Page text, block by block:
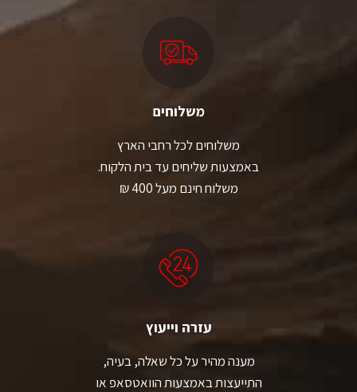
משלוחים
משלוחים לכל רחבי הארץ
באמצעות שליחים עד בית הלקוח.
משלוח חינם מעל 400 ₪
עזרה וייעוץ
מענה מהיר על כל שאלה, בעיה,
התייעצות באמצעות הוואטסאפ או